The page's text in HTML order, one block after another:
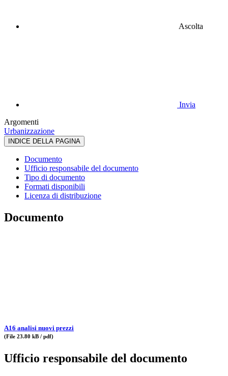
Ascolta
Invia
Argomenti
Urbanizzazione
INDICE DELLA PAGINA
Documento
Ufficio responsabile del documento
Tipo di documento
Formati disponibili
Licenza di distribuzione
Documento
A16 analisi nuovi prezzi
(File 23.80 kB / pdf)
Ufficio responsabile del documento